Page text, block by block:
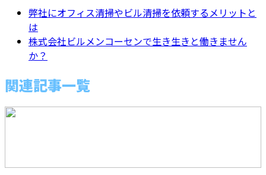
弊社にオフィス清掃やビル清掃を依頼するメリットと
は
株式会社ビルメンコーセンで生き生きと働きません
か？
関連記事一覧